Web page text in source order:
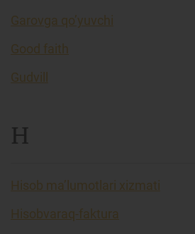
Garovga qo’yuvchi
Good faith
Gudvill
H
Hisob ma’lumotlari xizmati
Hisobvaraq-faktura